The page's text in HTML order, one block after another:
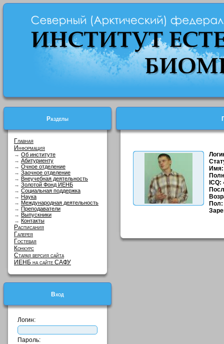
Разделы
Главная
Информация
→ Об институте
→ Абитуриенту
→ Очное отделение
→ Заочное отделение
→ Внеучебная деятельность
→ Золотой Фонд ИЕНБ
→ Социальная поддержка
→ Наука
→ Международная деятельность
→ Преподаватели
→ Выпускники
→ Контакты
Расписания
Галерея
Гостевая
Конкурс
Старая версия сайта
ИЕНБ на сайте САФУ
Вход
Логин:
Пароль:
Имя:
ICQ:
Пол: